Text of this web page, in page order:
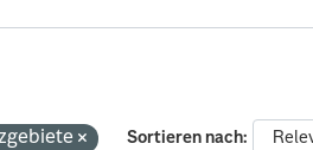
Sortieren nach